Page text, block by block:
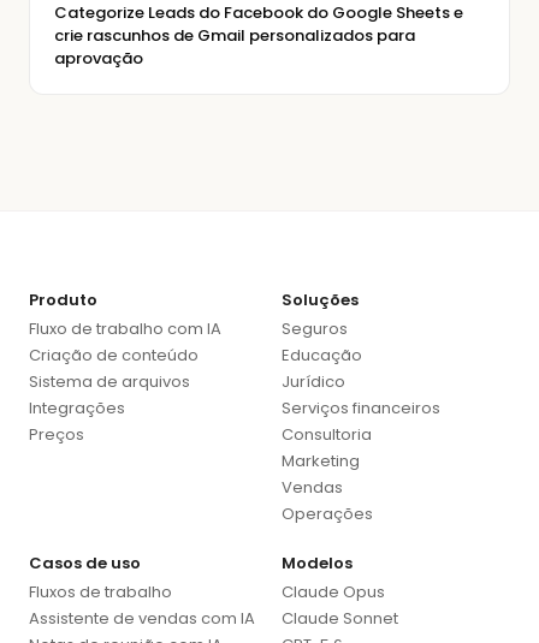
Categorize Leads do Facebook do Google Sheets e
crie rascunhos de Gmail personalizados para
aprovação
Produto
Fluxo de trabalho com IA
Criação de conteúdo
Sistema de arquivos
Integrações
Preços
Soluções
Seguros
Educação
Jurídico
Serviços financeiros
Consultoria
Marketing
Vendas
Operações
Casos de uso
Fluxos de trabalho
Assistente de vendas com IA
Modelos
Claude Opus
Claude Sonnet